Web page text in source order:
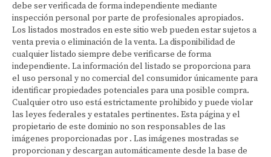
debe ser verificada de forma independiente mediante
inspección personal por parte de profesionales apropiados.
Los listados mostrados en este sitio web pueden estar sujetos a
venta previa o eliminación de la venta. La disponibilidad de
cualquier listado siempre debe verificarse de forma
independiente. La información del listado se proporciona para
el uso personal y no comercial del consumidor únicamente para
identificar propiedades potenciales para una posible compra.
Cualquier otro uso está estrictamente prohibido y puede violar
las leyes federales y estatales pertinentes. Esta página y el
propietario de este dominio no son responsables de las
imágenes proporcionadas por . Las imágenes mostradas se
proporcionan y descargan automáticamente desde la base de